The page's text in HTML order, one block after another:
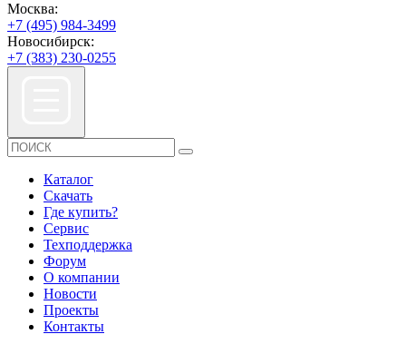
Москва:
+7 (495) 984-3499
Новосибирск:
+7 (383) 230-0255
Каталог
Скачать
Где купить?
Сервис
Техподдержка
Форум
О компании
Новости
Проекты
Контакты